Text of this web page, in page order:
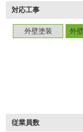
対応工事
外壁塗装 外
従業員数